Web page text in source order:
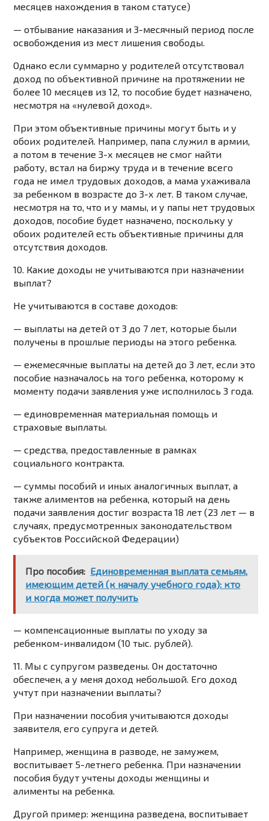
месяцев нахождения в таком статусе)
— отбывание наказания и 3-месячный период после
освобождения из мест лишения свободы.
Однако если суммарно у родителей отсутствовал
доход по объективной причине на протяжении не
более 10 месяцев из 12, то пособие будет назначено,
несмотря на «нулевой доход».
При этом объективные причины могут быть и у
обоих родителей. Например, папа служил в армии,
а потом в течение 3-х месяцев не смог найти
работу, встал на биржу труда и в течение всего
года не имел трудовых доходов, а мама ухаживала
за ребенком в возрасте до 3-х лет. В таком случае,
несмотря на то, что и у мамы, и у папы нет трудовых
доходов, пособие будет назначено, поскольку у
обоих родителей есть объективные причины для
отсутствия доходов.
10. Какие доходы не учитываются при назначении
выплат?
Не учитываются в составе доходов:
— выплаты на детей от 3 до 7 лет, которые были
получены в прошлые периоды на этого ребенка.
— ежемесячные выплаты на детей до 3 лет, если это
пособие назначалось на того ребенка, которому к
моменту подачи заявления уже исполнилось 3 года.
— единовременная материальная помощь и
страховые выплаты.
— средства, предоставленные в рамках
социального контракта.
— суммы пособий и иных аналогичных выплат, а
также алиментов на ребенка, который на день
подачи заявления достиг возраста 18 лет (23 лет — в
случаях, предусмотренных законодательством
субъектов Российской Федерации)
Про пособия: Единовременная выплата семьям,
имеющим детей (к началу учебного года): кто
и когда может получить
— компенсационные выплаты по уходу за
ребенком-инвалидом (10 тыс. рублей).
11. Мы с супругом разведены. Он достаточно
обеспечен, а у меня доход небольшой. Его доход
учтут при назначении выплаты?
При назначении пособия учитываются доходы
заявителя, его супруга и детей.
Например, женщина в разводе, не замужем,
воспитывает 5-летнего ребенка. При назначении
пособия будут учтены доходы женщины и
алименты на ребенка.
Другой пример: женщина разведена, воспитывает